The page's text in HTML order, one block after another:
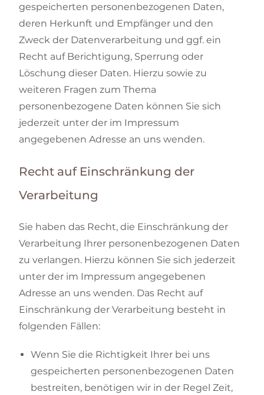
gespeicherten personenbezogenen Daten,
deren Herkunft und Empfänger und den
Zweck der Datenverarbeitung und ggf. ein
Recht auf Berichtigung, Sperrung oder
Löschung dieser Daten. Hierzu sowie zu
weiteren Fragen zum Thema
personenbezogene Daten können Sie sich
jederzeit unter der im Impressum
angegebenen Adresse an uns wenden.
Recht auf Einschränkung der
Verarbeitung
Sie haben das Recht, die Einschränkung der
Verarbeitung Ihrer personenbezogenen Daten
zu verlangen. Hierzu können Sie sich jederzeit
unter der im Impressum angegebenen
Adresse an uns wenden. Das Recht auf
Einschränkung der Verarbeitung besteht in
folgenden Fällen:
Wenn Sie die Richtigkeit Ihrer bei uns
gespeicherten personenbezogenen Daten
bestreiten, benötigen wir in der Regel Zeit,